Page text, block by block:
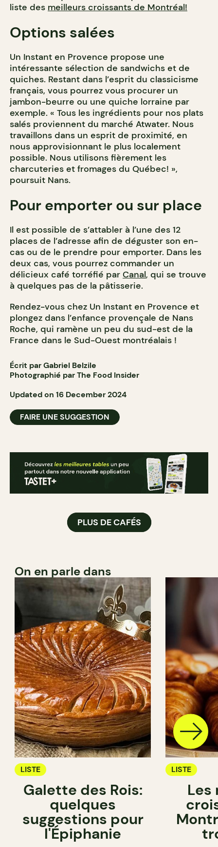
liste des meilleurs croissants de Montréal!
Options salées
Un Instant en Provence propose une
intéressante sélection de sandwichs et de
quiches. Restant dans l’esprit du classicisme
français, vous pourrez vous procurer un
jambon-beurre ou une quiche lorraine par
exemple. « Tous les ingrédients pour nos plats
salés proviennent du marché Atwater. Nous
travaillons dans un esprit de proximité, en
nous approvisionnant le plus localement
possible. Nous utilisons fièrement les
charcuteries et fromages du Québec! »,
poursuit Nans.
Pour emporter ou sur place
Il est possible de s’attabler à l’une des 12
places de l’adresse afin de déguster son en-
cas ou de le prendre pour emporter. Dans les
deux cas, vous pourrez commander un
délicieux café torréfié par Canal, qui se trouve
à quelques pas de la pâtisserie.
Rendez-vous chez Un Instant en Provence et
plongez dans l’enfance provençale de Nans
Roche, qui ramène un peu du sud-est de la
France dans le Sud-Ouest montréalais !
Écrit par Gabriel Belzile
Photographié par The Food Insider
Updated on 16 December 2024
FAIRE UNE SUGGESTION
PLUS DE CAFÉS
On en parle dans
LISTE
Galette des Rois:
quelques
suggestions pour
l'Épiphanie
LISTE
Les